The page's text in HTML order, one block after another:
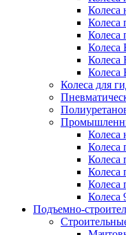
Колеса
Колеса
Колеса
Колеса
Колеса
Колеса
Колеса для
Колеса
Колеса
Колеса
Колеса
Колеса
Колеса
Подъемно-